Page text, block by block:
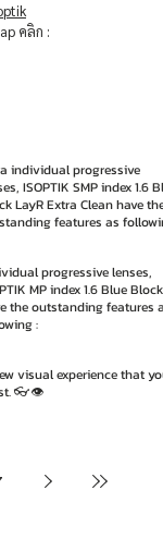
คลิก :
individual progressive
ISOPTIK SMP index 1.6
LayR Extra Clean have the
features as
progressive lenses,
MP index 1.6 Blue Block
the outstanding features as
:
visual experience that you
👓👁️